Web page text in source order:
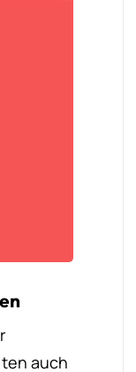
auch